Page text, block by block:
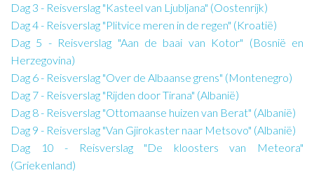
Dag 3 - Reisverslag "Kasteel van Ljubljana" (Oostenrijk)
Dag 4 - Reisverslag "Plitvice meren in de regen" (Kroatië)
Dag 5 - Reisverslag "Aan de baai van Kotor" (Bosnië en
Herzegovina)
Dag 6 - Reisverslag "Over de Albaanse grens" (Montenegro)
Dag 7 - Reisverslag "Rijden door Tirana" (Albanië)
Dag 8 - Reisverslag "Ottomaanse huizen van Berat" (Albanië)
Dag 9 - Reisverslag "Van Gjirokaster naar Metsovo" (Albanië)
Dag 10 - Reisverslag "De kloosters van Meteora"
(Griekenland)